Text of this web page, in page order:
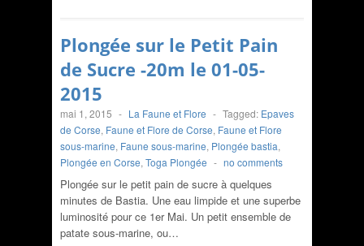
Plongée sur le Petit Pain
de Sucre -20m le 01-05-
2015
mai 1, 2015 - La Faune et Flore - Tagged: Epaves
de Corse, Faune et Flore de Corse, Faune et Flore
sous-marine, Faune sous-marine, Plongée bastia,
Plongée en Corse, Toga Plongée - no comments
Plongée sur le petit pain de sucre à quelques
minutes de Bastia. Une eau limpide et une superbe
luminosité pour ce 1er Mai. Un petit ensemble de
patate sous-marine, ou…